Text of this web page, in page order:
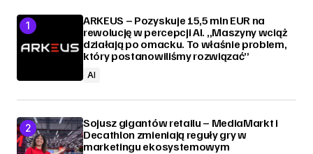
ARKEUS – Pozyskuje 15,5 mln EUR na
rewolucję w percepcji AI. „Maszyny wciąż
działają po omacku. To właśnie problem,
który postanowiliśmy rozwiązać”
AI
Sojusz gigantów retailu – MediaMarkt i
Decathlon zmieniają reguły gry w
marketingu ekosystemowym